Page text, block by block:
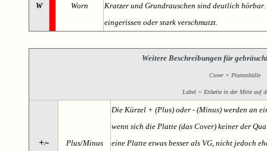
W Worn
Kratzer und Grundrauschen sind deutlich
eingerissen oder stark verschmutzt.
Weitere Beschreibungen für
Cover = Plattenhülle
Label = Etikette in der Mitte auf
+/- Plus/Minus
Die Kürzel + (Plus) oder - (Minus) werden an
wenn sich die Platte (das Cover) keiner der
eine Platte etwas besser als VG, nicht jedoch